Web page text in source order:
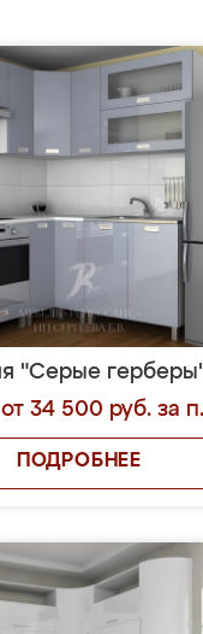
"Серые
34 500 руб. за
ПОДРОБНЕЕ